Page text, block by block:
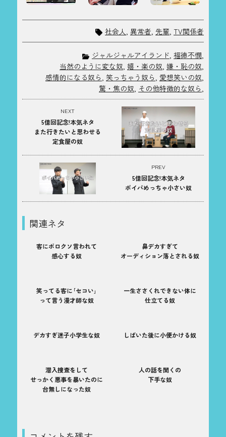
社会人 異常者 先輩 TV関係者
ジャルジャルアイランド, 福徳不憫,
当然のように変な奴, 嬉・楽の奴, 嫌・恥の奴,
感情的になる奴ら, 笑っちゃう奴ら, 愛想笑いの奴,
驚・焦の奴, その他特徴的な奴ら,
PREV
5億回記念!本気ネタ
ボイパめっちゃ小さい奴
NEXT
5億回記念!本気ネタ
また行きたいと思わせる
定食屋の奴
関連ネタ
客にボロクソ言われて
感心する奴
鼻デカすぎて
オーディション落とされる奴
笑ってる客に｢セコい｣
って言う漫才師な奴
一生ささくれできない体に
仕立てる奴
デカすぎ迷子小学生な奴 しばいた後に小便かける奴
潜入捜査をして
せっかく悪事を暴いたのに
台無しになった奴
人の話を聞くの
下手な奴